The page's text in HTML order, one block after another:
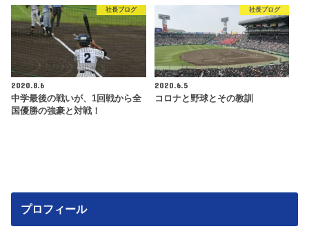
社長ブログ
2020.8.6
中学最後の戦いが、1回戦から全
国優勝の強豪と対戦！
社長ブログ
2020.6.5
コロナと野球とその教訓
プロフィール